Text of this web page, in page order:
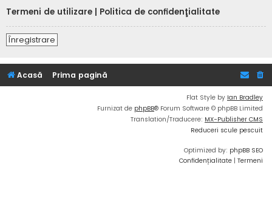
Termeni de utilizare
Politica de confidenţialitate
Înregistrare
Acasă Prima pagină
Flat Style by Ian Bradley
Furnizat de phpBB® Forum Software © phpBB Limited
Translation/Traducere: MX-Publisher CMS
Reduceri scule pescuit
Optimized by: phpBB SEO
Confidențialitate | Termeni